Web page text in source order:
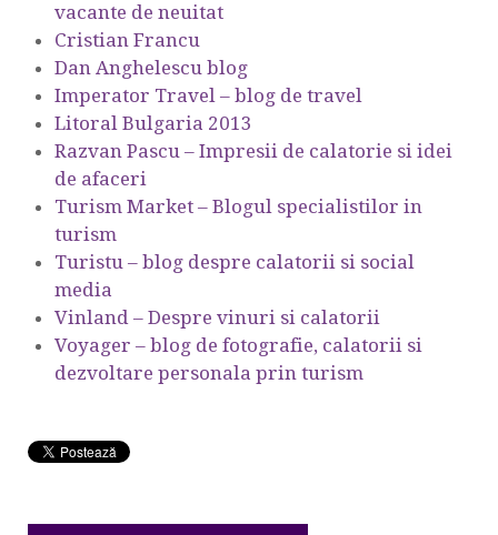
vacante de neuitat
Cristian Francu
Dan Anghelescu blog
Imperator Travel – blog de travel
Litoral Bulgaria 2013
Razvan Pascu – Impresii de calatorie si idei
de afaceri
Turism Market – Blogul specialistilor in
turism
Turistu – blog despre calatorii si social
media
Vinland – Despre vinuri si calatorii
Voyager – blog de fotografie, calatorii si
dezvoltare personala prin turism